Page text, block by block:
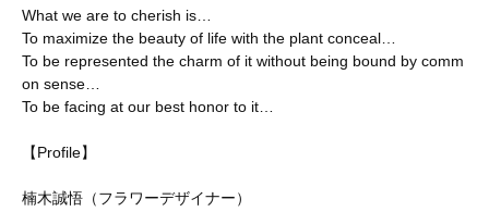
What we are to cherish is…
To maximize the beauty of life with the plant conceal…
To be represented the charm of it without being bound by comm
on sense…
To be facing at our best honor to it…
【Profile】
楠木誠悟（フラワーデザイナー）